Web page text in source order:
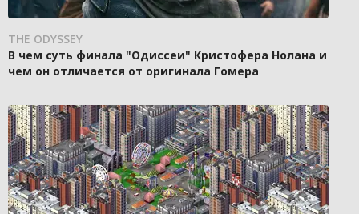
THE ODYSSEY
В чем суть финала "Одиссеи" Кристофера Нолана и
чем он отличается от оригинала Гомера